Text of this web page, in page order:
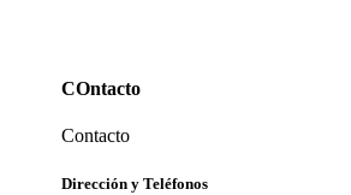
COntacto
Contacto
Dirección y Teléfonos